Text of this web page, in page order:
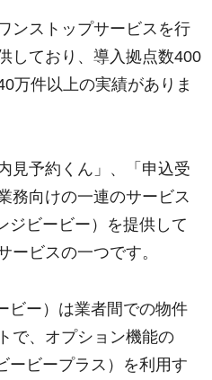
ンストップサービスを行
しており、導入拠点数400
万件以上の実績がありま
見予約くん」、「申込受
務向けの一連のサービス
ジビービー）を提供して
ービスの一つです。
ビー）は業者間での物件
で、オプション機能の
ービープラス）を利用す